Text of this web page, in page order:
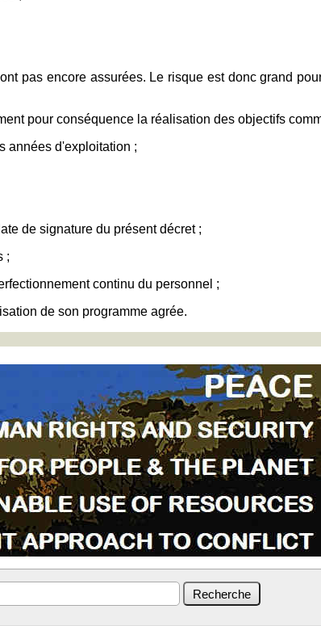
pas encore assurées. Le risque est donc grand
pour conséquence la réalisation des objectifs
années d'exploitation ;
de signature du présent décret ;
;
continu du personnel ;
de son programme agrée.